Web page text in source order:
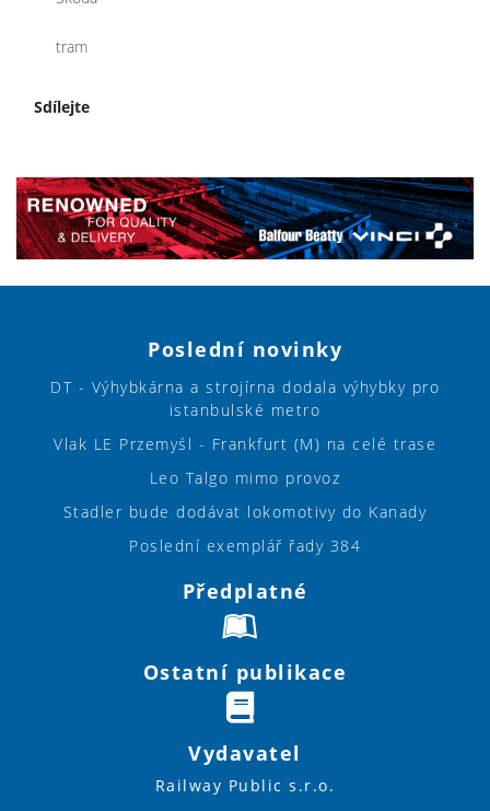
tram
Sdílejte
Poslední novinky
DT - Výhybkárna a strojírna dodala výhybky pro
istanbulské metro
Vlak LE Przemyśl - Frankfurt (M) na celé trase
Leo Talgo mimo provoz
Stadler bude dodávat lokomotivy do Kanady
Poslední exemplář řady 384
Předplatné
Ostatní publikace
Vydavatel
Railway Public s.r.o.